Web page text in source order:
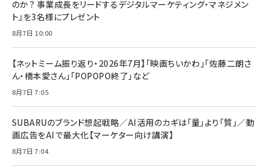
のか？ 事業成長をリードするデジタルマーケティング・マネジメン
ト』を3名様にプレゼント
8月7日 10:00
【ネットミーム振り返り・2026年7月】「映画ちいかわ」「佐藤二朗さ
ん・橋本愛さん」「POPOPO終了」など
8月7日 7:05
SUBARUのブランド想起戦略／AI活用のカギは「量」より「質」／動
画広告をAIで最大化【マーケター向け講演】
8月7日 7:04